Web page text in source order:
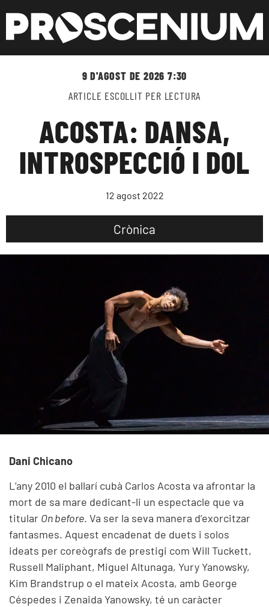
ARTICLE ESCOLLIT PER LECTURA
9 D'AGOST DE 2026 7:30
ACOSTA: DANSA,
INTROSPECCIÓ I DOL
12 agost 2022
Crònica
Dani Chicano
L’any 2010 el ballarí cubà Carlos Acosta va afrontar la
mort de sa mare dedicant-li un espectacle que va
titular On before. Va ser la seva manera d’exorcitzar
fantasmes. Aquest encadenat de duets i solos
ideats per coreògrafs de prestigi com Will Tuckett,
Russell Maliphant, Miguel Altunaga, Yury Yanowsky,
Kim Brandstrup o el mateix Acosta, amb George
Céspedes i Zenaida Yanowsky, té un caràcter